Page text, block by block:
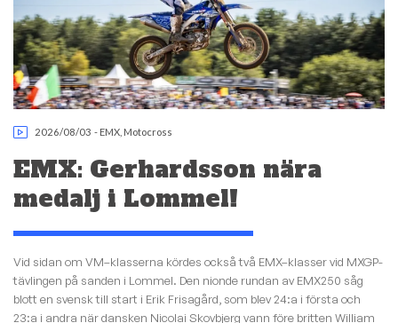
2026/08/03 - EMX Motocross
EMX: Gerhardsson nära
medalj i Lommel!
Vid sidan om VM–klasserna kördes också två EMX–klasser vid MXGP-
tävlingen på sanden i Lommel. Den nionde rundan av EMX250 såg
blott en svensk till start i Erik Frisagård, som blev 24:a i första och
23:a i andra när dansken Nicolai Skovbjerg vann före britten William